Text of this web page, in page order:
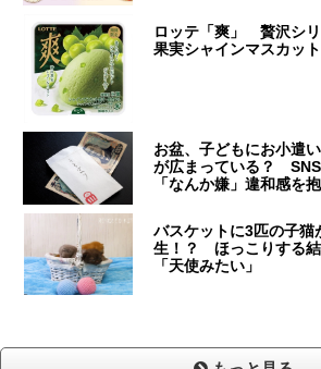
ロッテ「爽」 贅沢シ
果実シャインマスカッ
お盆、子どもにお小遣
が広まっている？ SNS
「なんか嫌」違和感を
バスケットに3匹の子
生！？ ほっこりする結
「天使みたい」